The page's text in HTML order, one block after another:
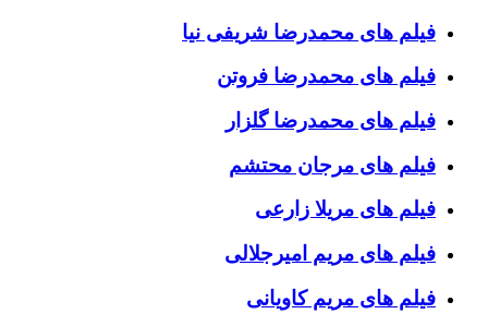
فیلم های محمدرضا شریفی نیا
فیلم های محمدرضا فروتن
فیلم های محمدرضا گلزار
فیلم های مرجان محتشم
فیلم های مریلا زارعی
فیلم های مریم امیرجلالی
فیلم های مریم کاویانی